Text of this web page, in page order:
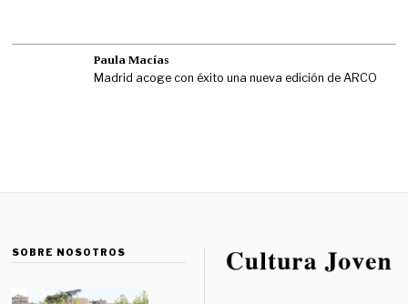
Paula Macías
Madrid acoge con éxito una nueva edición de ARCO
SOBRE NOSOTROS